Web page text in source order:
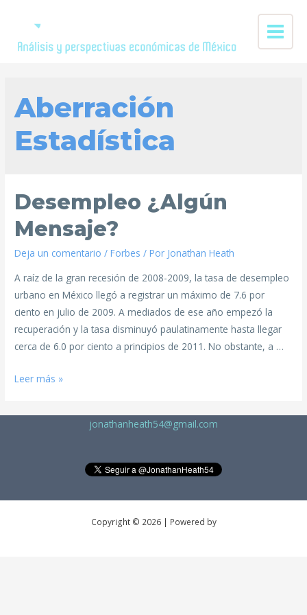
Aberración
Estadística
Desempleo ¿Algún
Mensaje?
Deja un comentario /Forbes / Por Jonathan Heath
A raíz de la gran recesión de 2008-2009, la tasa de desempleo
urbano en México llegó a registrar un máximo de 7.6 por
ciento en julio de 2009. A mediados de ese año empezó la
recuperación y la tasa disminuyó paulatinamente hasta llegar
cerca de 6.0 por ciento a principios de 2011. No obstante, a …
Leer más »
jonathanheath54@gmail.com
Copyright © 2026 | Powered by